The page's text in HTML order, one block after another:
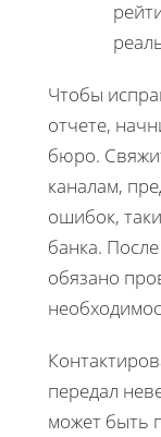
Чтобы
отчете,
бюро.
каналам,
ошибок,
банка.
обязано
передал
может быть